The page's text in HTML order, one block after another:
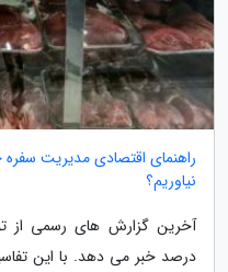
راهنمای اقتصادی مدیریت سفره
نیاوریم؟
درصد خبر می دهد. با این